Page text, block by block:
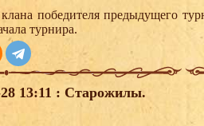
победителя предыдущего
турнира.
28 13:11 : Старожилы.